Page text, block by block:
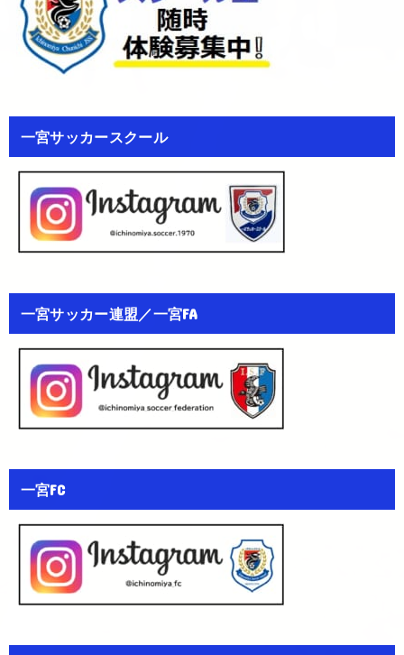
一宮サッカースクール
一宮サッカー連盟／一宮FA
一宮FC